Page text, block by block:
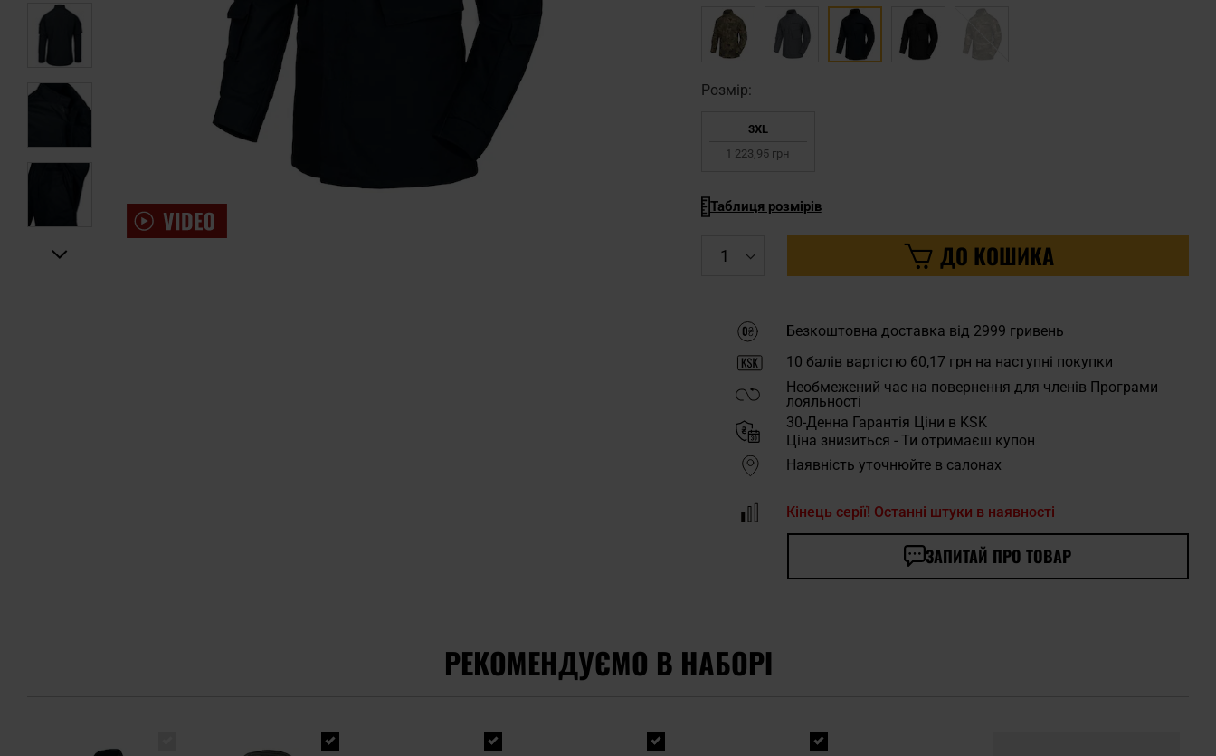
Pозмір:
3XL
1 223,95 грн
Таблиця розмірів
ДО КОШИКА
Безкоштовна доставка від 2999 гривень
10 балів вартістю 60,17 грн на наступні покупки
Необмежений час на повернення для членів Програми
лояльності
30-Денна Гарантія Ціни в KSK
Ціна знизиться - Ти отримаєш купон
Наявність уточнюйте в салонах
Кінець серії! Останні штуки в наявності
ЗАПИТАЙ ПРО ТОВАР
РЕКОМЕНДУЄМО В НАБОРІ